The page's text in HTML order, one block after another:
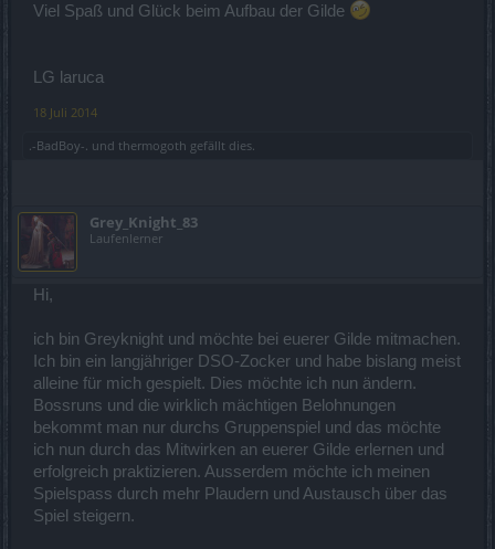
Viel Spaß und Glück beim Aufbau der Gilde
LG laruca
18 Juli 2014
.-BadBoy-. und thermogoth gefällt dies.
Grey_Knight_83
Laufenlerner
Hi,
ich bin Greyknight und möchte bei euerer Gilde mitmachen.
Ich bin ein langjähriger DSO-Zocker und habe bislang meist
alleine für mich gespielt. Dies möchte ich nun ändern.
Bossruns und die wirklich mächtigen Belohnungen
bekommt man nur durchs Gruppenspiel und das möchte
ich nun durch das Mitwirken an euerer Gilde erlernen und
erfolgreich praktizieren. Ausserdem möchte ich meinen
Spielspass durch mehr Plaudern und Austausch über das
Spiel steigern.